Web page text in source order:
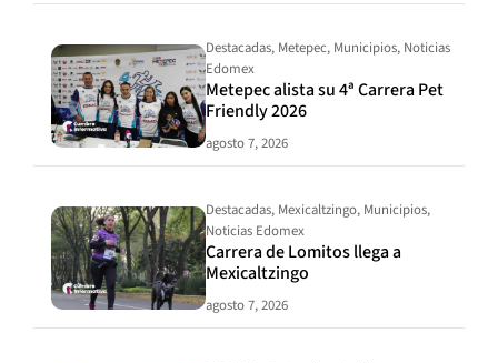
Destacadas, Metepec, Municipios, Noticias
Edomex
Metepec alista su 4ª Carrera Pet
Friendly 2026
agosto 7, 2026
Destacadas, Mexicaltzingo, Municipios,
Noticias Edomex
Carrera de Lomitos llega a
Mexicaltzingo
agosto 7, 2026